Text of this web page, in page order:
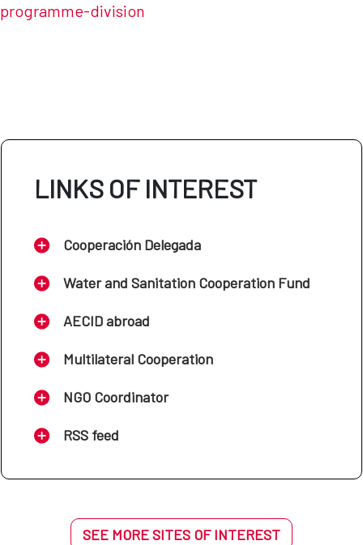
programme-division
LINKS OF INTEREST
Cooperación Delegada
Water and Sanitation Cooperation Fund
AECID abroad
Multilateral Cooperation
NGO Coordinator
RSS feed
SEE MORE SITES OF INTEREST